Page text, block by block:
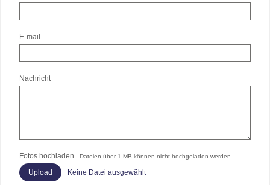
E-mail
Nachricht
Fotos hochladen Dateien über 1 MB können nicht hochgeladen werden
Keine Datei ausgewählt